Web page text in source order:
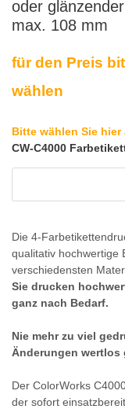
oder
max. 108 mm
für den Preis
wählen
Bitte wählen Sie
CW-C4000
Die 4-
qualitativ hochwertige
verschiedensten
Sie drucken
ganz nach Bedarf.
Nie mehr zu viel
Änderungen wertlos
Der ColorWorks
der sofort